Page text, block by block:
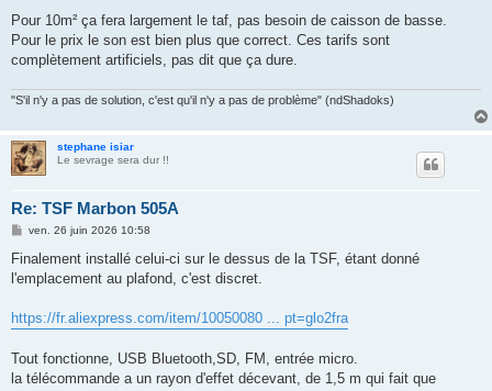
Pour 10m² ça fera largement le taf, pas besoin de caisson de basse.
Pour le prix le son est bien plus que correct. Ces tarifs sont
complètement artificiels, pas dit que ça dure.
"S'il n'y a pas de solution, c'est qu'il n'y a pas de problème" (ndShadoks)
stephane isiar
Le sevrage sera dur !!
Re: TSF Marbon 505A
M
s
a
ven. 26 juin 2026 10:58
Finalement installé celui-ci sur le dessus de la TSF, étant donné
l'emplacement au plafond, c'est discret.
https://fr.aliexpress.com/item/10050080 ... pt=glo2fra
Tout fonctionne, USB Bluetooth,SD, FM, entrée micro.
la télécommande a un rayon d'effet décevant, de 1,5 m qui fait que